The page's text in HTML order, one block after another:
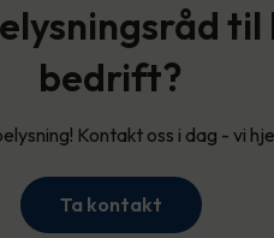
bedrift?
Kontakt oss i dag - vi
Ta kontakt